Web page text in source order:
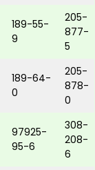
189-55-
9
205-
877-
5
189-64-
0
205-
878-
0
97925-
95-6
308-
208-
6